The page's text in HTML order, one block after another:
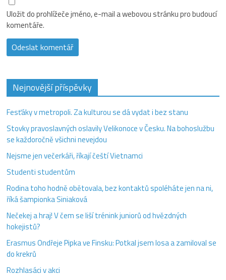
Uložit do prohlížeče jméno, e-mail a webovou stránku pro budoucí
komentáře.
Nejnovější příspěvky
Fesťáky v metropoli. Za kulturou se dá vydat i bez stanu
Stovky pravoslavných oslavily Velikonoce v Česku. Na bohoslužbu
se každoročně všichni nevejdou
Nejsme jen večerkáři, říkají čeští Vietnamci
Studenti studentům
Rodina toho hodně obětovala, bez kontaktů spoléháte jen na ni,
říká šampionka Siniaková
Nečekej a hraj! V čem se liší trénink juniorů od hvězdných
hokejistů?
Erasmus Ondřeje Pipka ve Finsku: Potkal jsem losa a zamiloval se
do krekrů
Rozhlasáci v akci